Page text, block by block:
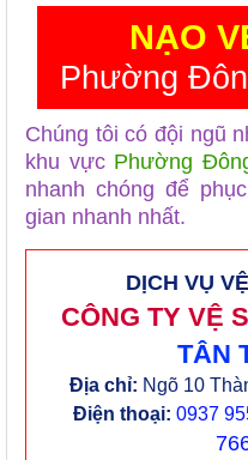
NẠO
Phường
Chúng tôi có đội ngũ
khu vực Phường
nhanh chóng để
gian nhanh nhất.
DỊCH VỤ
CÔNG TY VỆ
TÂN
Địa chỉ: Ngõ 10
Điện thoại: 0937